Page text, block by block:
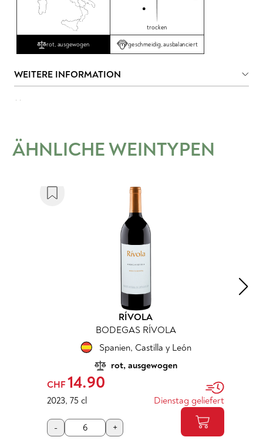
trocken
rot, ausgewogen geschmeidig, ausbalanciert
WEITERE INFORMATION
ÄHNLICHE WEINTYPEN
RÍVOLA
BODEGAS RÍVOLA
Spanien, Castilla y León
rot, ausgewogen
CHF 14.90
2023, 75 cl Dienstag geliefert
- +